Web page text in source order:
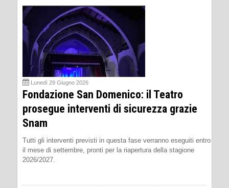
Lunedì 29 Giugno 2026
Fondazione San Domenico: il Teatro
prosegue interventi di sicurezza grazie
Snam
Tutti gli interventi previsti in questa fase verranno eseguiti entro
il mese di settembre, pronti per la riapertura della stagione
2026/2027.